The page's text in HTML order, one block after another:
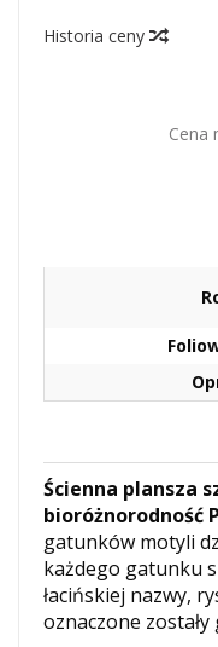
Historia ceny
Cena
Ścienna plansza
bioróżnorodność
gatunków motyli
każdego gatunku
łacińskiej nazwy,
oznaczone